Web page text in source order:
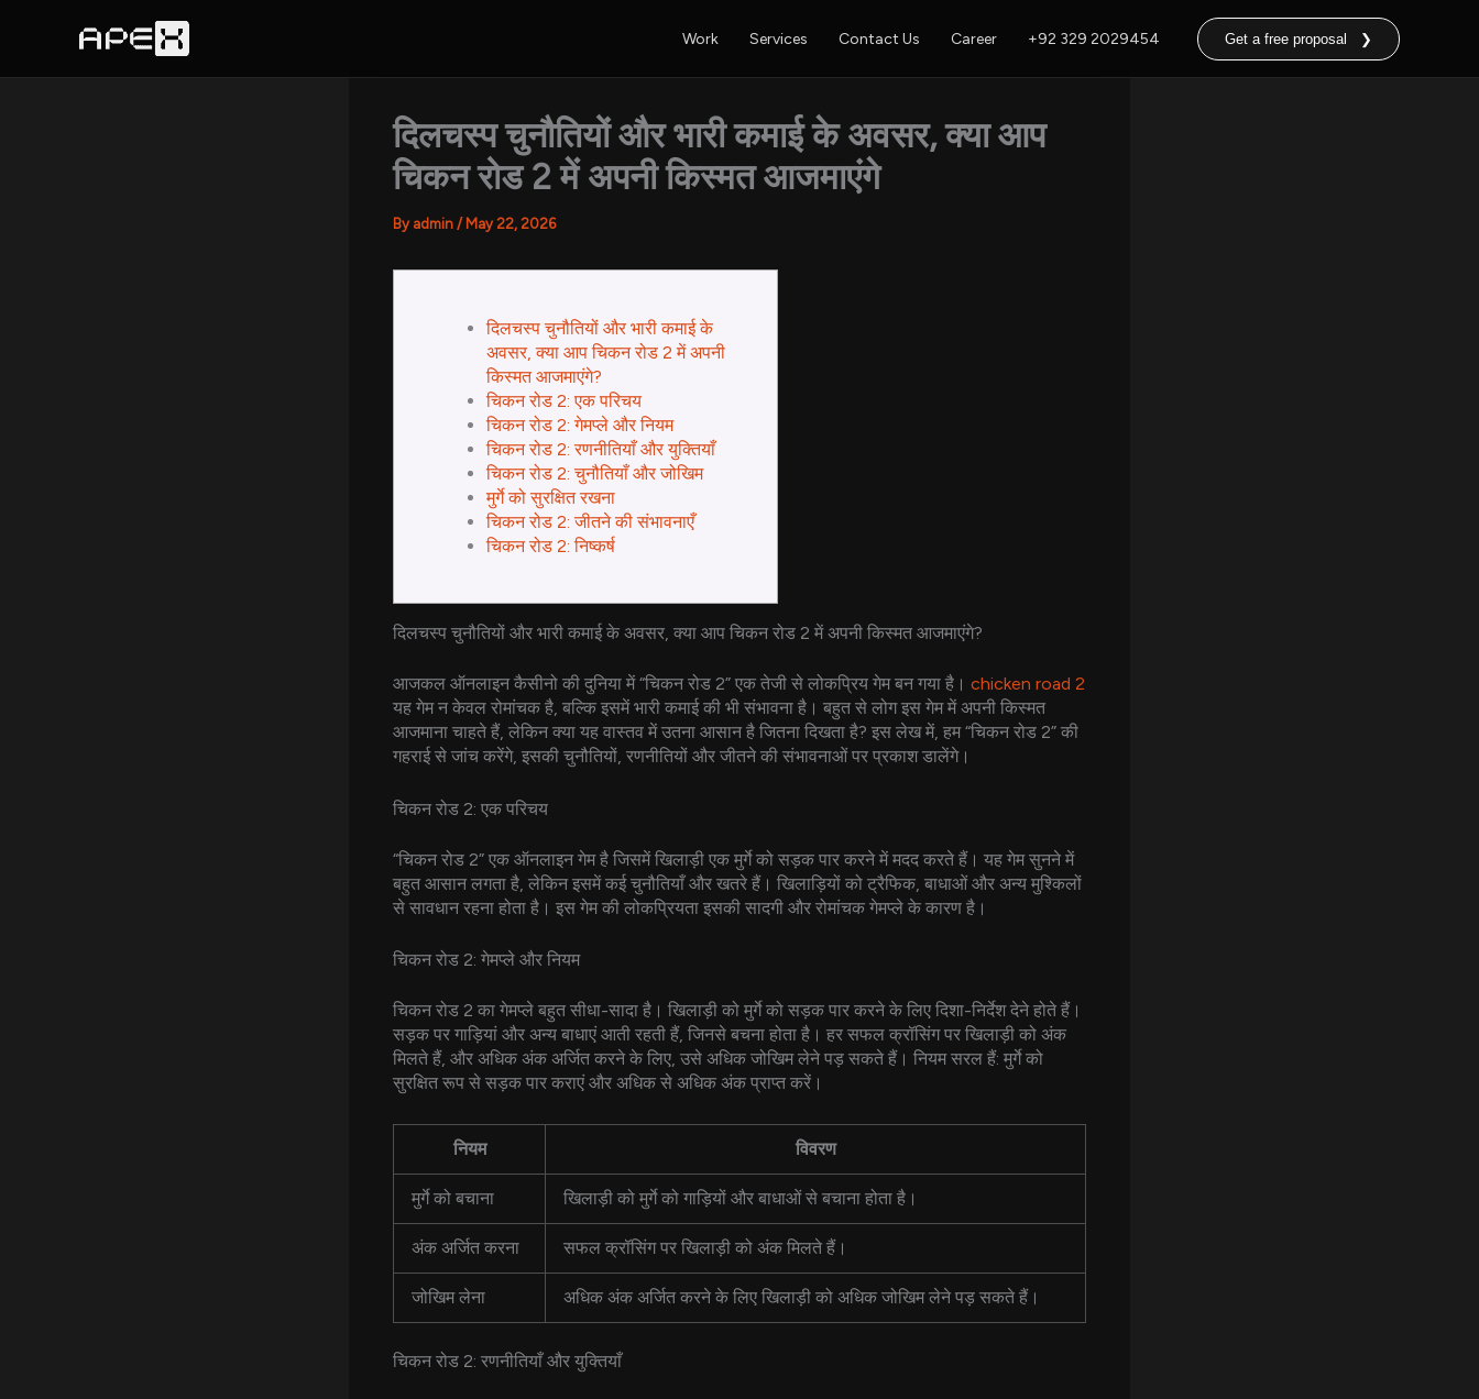
Work Services Contact Us Career +92 329 2029454 Get a free proposal ❯
दिलचस्प चुनौतियों और भारी कमाई के अवसर, क्या आप
चिकन रोड 2 में अपनी किस्मत आजमाएंगे
By admin / May 22, 2026
दिलचस्प चुनौतियों और भारी कमाई के
अवसर, क्या आप चिकन रोड 2 में अपनी
किस्मत आजमाएंगे?
चिकन रोड 2: एक परिचय
चिकन रोड 2: गेमप्ले और नियम
चिकन रोड 2: रणनीतियाँ और युक्तियाँ
चिकन रोड 2: चुनौतियाँ और जोखिम
मुर्गे को सुरक्षित रखना
चिकन रोड 2: जीतने की संभावनाएँ
चिकन रोड 2: निष्कर्ष
दिलचस्प चुनौतियों और भारी कमाई के अवसर, क्या आप चिकन रोड 2 में अपनी किस्मत आजमाएंगे?
आजकल ऑनलाइन कैसीनो की दुनिया में “चिकन रोड 2” एक तेजी से लोकप्रिय गेम बन गया है। chicken road 2
यह गेम न केवल रोमांचक है, बल्कि इसमें भारी कमाई की भी संभावना है। बहुत से लोग इस गेम में अपनी किस्मत
आजमाना चाहते हैं, लेकिन क्या यह वास्तव में उतना आसान है जितना दिखता है? इस लेख में, हम “चिकन रोड 2” की
गहराई से जांच करेंगे, इसकी चुनौतियों, रणनीतियों और जीतने की संभावनाओं पर प्रकाश डालेंगे।
चिकन रोड 2: एक परिचय
“चिकन रोड 2” एक ऑनलाइन गेम है जिसमें खिलाड़ी एक मुर्गे को सड़क पार करने में मदद करते हैं। यह गेम सुनने में
बहुत आसान लगता है, लेकिन इसमें कई चुनौतियाँ और खतरे हैं। खिलाड़ियों को ट्रैफिक, बाधाओं और अन्य मुश्किलों
से सावधान रहना होता है। इस गेम की लोकप्रियता इसकी सादगी और रोमांचक गेमप्ले के कारण है।
चिकन रोड 2: गेमप्ले और नियम
चिकन रोड 2 का गेमप्ले बहुत सीधा-सादा है। खिलाड़ी को मुर्गे को सड़क पार करने के लिए दिशा-निर्देश देने होते हैं।
सड़क पर गाड़ियां और अन्य बाधाएं आती रहती हैं, जिनसे बचना होता है। हर सफल क्रॉसिंग पर खिलाड़ी को अंक
मिलते हैं, और अधिक अंक अर्जित करने के लिए, उसे अधिक जोखिम लेने पड़ सकते हैं। नियम सरल हैं: मुर्गे को
सुरक्षित रूप से सड़क पार कराएं और अधिक से अधिक अंक प्राप्त करें।
नियम विवरण
मुर्गे को बचाना खिलाड़ी को मुर्गे को गाड़ियों और बाधाओं से बचाना होता है।
अंक अर्जित करना सफल क्रॉसिंग पर खिलाड़ी को अंक मिलते हैं।
जोखिम लेना अधिक अंक अर्जित करने के लिए खिलाड़ी को अधिक जोखिम लेने पड़ सकते हैं।
चिकन रोड 2: रणनीतियाँ और युक्तियाँ